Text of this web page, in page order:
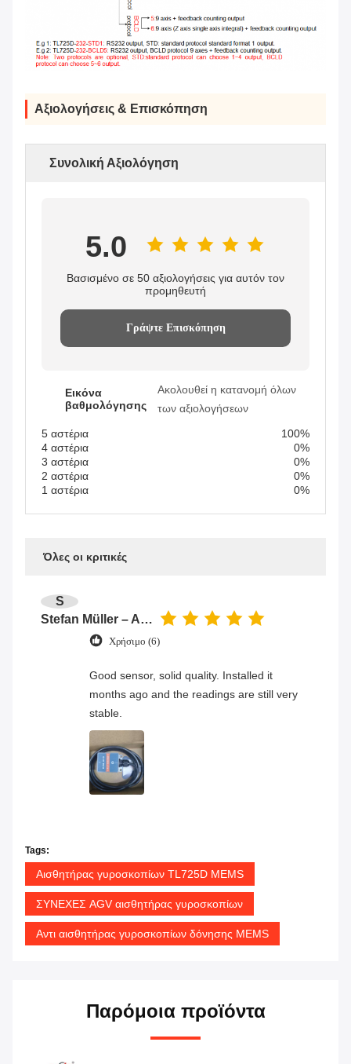
Αξιολογήσεις & Επισκόπηση
Συνολική Αξιολόγηση
5.0
Βασισμένο σε 50 αξιολογήσεις για αυτόν τον
προμηθευτή
Γράψτε Επισκόπηση
Εικόνα
βαθμολόγησης
Ακολουθεί η κατανομή όλων
των αξιολογήσεων
5 αστέρια
100%
4 αστέρια
0%
3 αστέρια
0%
2 αστέρια
0%
1 αστέρια
0%
Όλες οι κριτικές
S
Stefan Müller – Automation Engineer
Χρήσιμο (6)
Good sensor, solid quality. Installed it
months ago and the readings are still very
stable.
Tags:
Αισθητήρας γυροσκοπίων TL725D MEMS
ΣΥΝΕΧΕΣ AGV αισθητήρας γυροσκοπίων
Αντι αισθητήρας γυροσκοπίων δόνησης MEMS
Παρόμοια προϊόντα